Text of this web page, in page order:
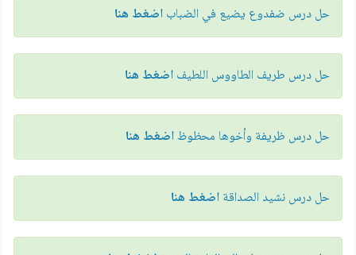
حل درس ضفدوع يضيع في الضباباضغط هنا
حل درس طريف الطاووس اللطيفاضغط هنا
حل درس ظريفة وأخوها محظوظاضغط هنا
حل درس نشيد الصداقةاضغط هنا